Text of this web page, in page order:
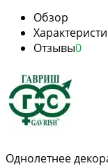
Обзор
Отзывы0
Однолетнее